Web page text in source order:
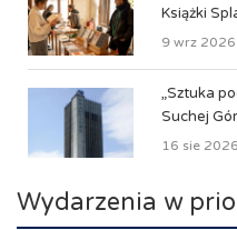
Książki
9 wrz 2026
„Sztuka
Suchej
16 sie 2026
Wydarzenia w